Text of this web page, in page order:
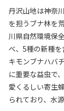
丹沢山地は神奈
を担うブナ林を
川県自然環境保
べ、 5種の新種
キモンブナハバ
に重要な益虫で
愛くるしい寄生
られており、水